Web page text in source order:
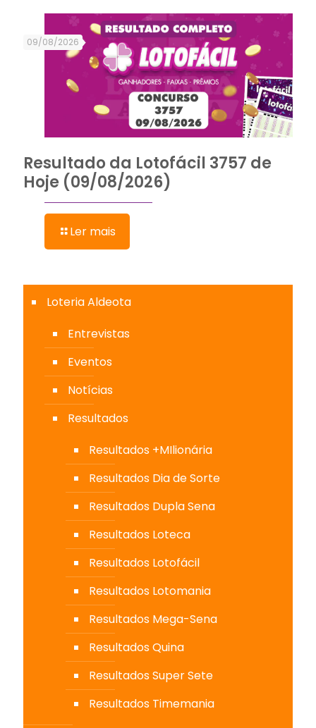
09/08/2026
Resultado da Lotofácil 3757 de
Hoje (09/08/2026)
Ler mais
Loteria Aldeota
Entrevistas
Eventos
Notícias
Resultados
Resultados +MIlionária
Resultados Dia de Sorte
Resultados Dupla Sena
Resultados Loteca
Resultados Lotofácil
Resultados Lotomania
Resultados Mega-Sena
Resultados Quina
Resultados Super Sete
Resultados Timemania